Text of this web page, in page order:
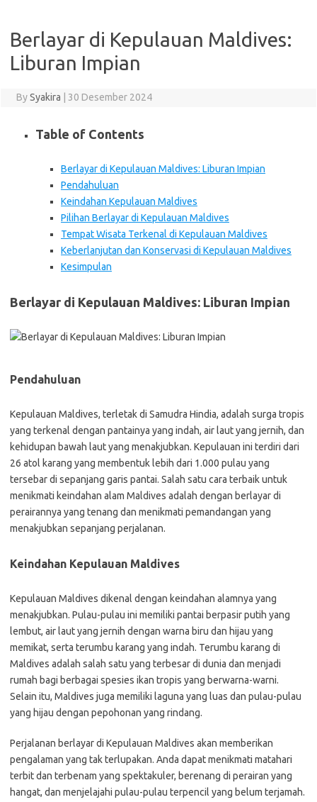
Berlayar di Kepulauan Maldives:
Liburan Impian
BySyakira 30 Desember 2024
Table of Contents
Berlayar di Kepulauan Maldives: Liburan Impian
Pendahuluan
Keindahan Kepulauan Maldives
Pilihan Berlayar di Kepulauan Maldives
Tempat Wisata Terkenal di Kepulauan Maldives
Keberlanjutan dan Konservasi di Kepulauan Maldives
Kesimpulan
Berlayar di Kepulauan Maldives: Liburan Impian
Pendahuluan
Kepulauan Maldives, terletak di Samudra Hindia, adalah surga tropis
yang terkenal dengan pantainya yang indah, air laut yang jernih, dan
kehidupan bawah laut yang menakjubkan. Kepulauan ini terdiri dari
26 atol karang yang membentuk lebih dari 1.000 pulau yang
tersebar di sepanjang garis pantai. Salah satu cara terbaik untuk
menikmati keindahan alam Maldives adalah dengan berlayar di
perairannya yang tenang dan menikmati pemandangan yang
menakjubkan sepanjang perjalanan.
Keindahan Kepulauan Maldives
Kepulauan Maldives dikenal dengan keindahan alamnya yang
menakjubkan. Pulau-pulau ini memiliki pantai berpasir putih yang
lembut, air laut yang jernih dengan warna biru dan hijau yang
memikat, serta terumbu karang yang indah. Terumbu karang di
Maldives adalah salah satu yang terbesar di dunia dan menjadi
rumah bagi berbagai spesies ikan tropis yang berwarna-warni.
Selain itu, Maldives juga memiliki laguna yang luas dan pulau-pulau
yang hijau dengan pepohonan yang rindang.
Perjalanan berlayar di Kepulauan Maldives akan memberikan
pengalaman yang tak terlupakan. Anda dapat menikmati matahari
terbit dan terbenam yang spektakuler, berenang di perairan yang
hangat, dan menjelajahi pulau-pulau terpencil yang belum terjamah.